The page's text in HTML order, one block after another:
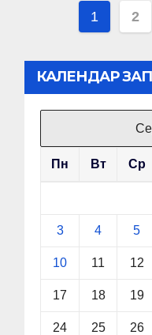
1 2
КАЛЕНДАР
Пн Вт Ср
3 4 5
10 11 12
17 18 19
24 25 26